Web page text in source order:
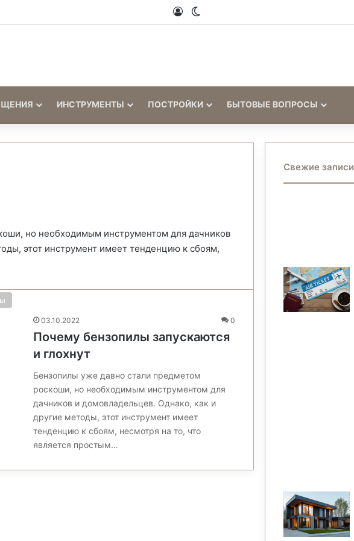
Войти
ИНСТРУМЕНТЫ ПОСТРОЙКИ БЫТОВЫЕ ВОПРОСЫ
но необходимым инструментом для дачников
этот инструмент имеет тенденцию к сбоям,
03.10.2022 0
Почему бензопилы запускаются
и глохнут
Бензопилы уже давно стали предметом
роскоши, но необходимым инструментом для
дачников и домовладельцев. Однако, как и
другие методы, этот инструмент имеет
тенденцию к сбоям, несмотря на то, что
является простым…
Свежие записи